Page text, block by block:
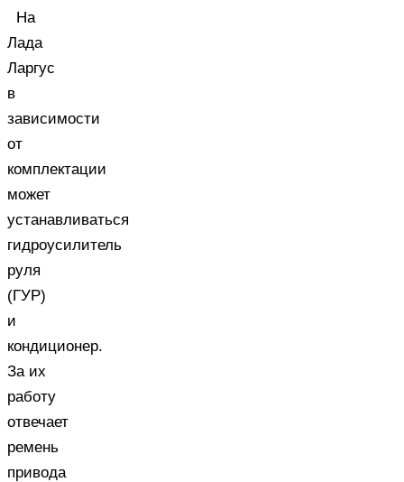
На
Лада
Ларгус
в
зависимости
от
комплектации
может
устанавливаться
гидроусилитель
руля
(ГУР)
и
кондиционер.
За их
работу
отвечает
ремень
привода